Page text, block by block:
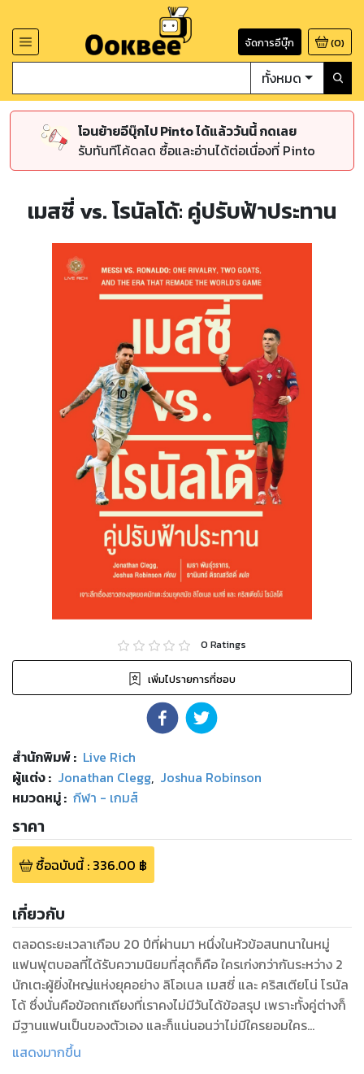
จัดการอีบุ๊ก (0)
ทั้งหมด
โอนย้ายอีบุ๊กไป Pinto ได้แล้ววันนี้ กดเลย
รับทันทีโค้ดลด ซื้อและอ่านได้ต่อเนื่องที่ Pinto
เมสซี่ vs. โรนัลโด้: คู่ปรับฟ้าประทาน
0 Ratings
เพิ่มไปรายการที่ชอบ
สำนักพิมพ์: Live Rich
ผู้แต่ง : Jonathan Clegg, Joshua Robinson
หมวดหมู่: กีฬา - เกมส์
ราคา
ซื้อฉบับนี้: 336.00 ฿
เกี่ยวกับ
ตลอดระยะเวลาเกือบ 20 ปีที่ผ่านมา หนึ่งในหัวข้อสนทนาในหมู่
แฟนฟุตบอลที่ได้รับความนิยมที่สุดก็คือ ใครเก่งกว่ากันระหว่าง 2
นักเตะผู้ยิ่งใหญ่แห่งยุคอย่าง ลิโอเนล เมสซี่ และ คริสเตียโน่ โรนัล
โด้ ซึ่งนั่นคือข้อถกเถียงที่เราคงไม่มีวันได้ข้อสรุป เพราะทั้งคู่ต่างก็
มีฐานแฟนเป็นของตัวเอง และก็แน่นอนว่าไม่มีใครยอมใคร
แสดงมากขึ้น